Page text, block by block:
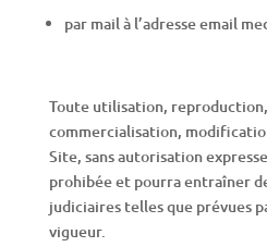
par mail à l’adresse email
Toute utilisation,
commercialisation,
Site, sans autorisation
prohibée et pourra entraîner
judiciaires telles que prévues
vigueur.